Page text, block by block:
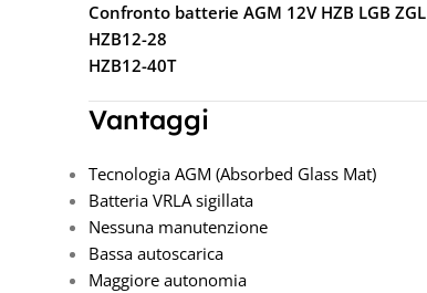
Confronto batterie AGM 12V HZB LGB ZGL
HZB12-28
HZB12-40T
Vantaggi
Tecnologia AGM (Absorbed Glass Mat)
Batteria VRLA sigillata
Nessuna manutenzione
Bassa autoscarica
Maggiore autonomia